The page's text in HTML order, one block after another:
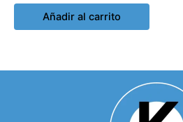
Añadir al carrito